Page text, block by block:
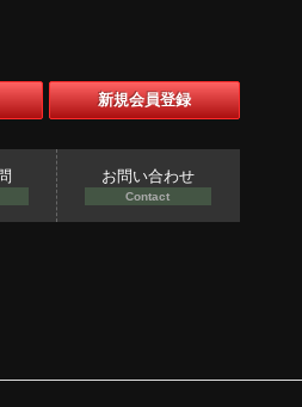
新規会員登録
お問い合わせ
Contact